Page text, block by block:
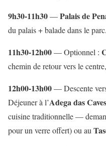
9h30-11h30—Palais de
du palais + balade dans le parc.
11h30-12h00— Optionnel :
chemin de retour vers le
12h00-13h00— Descente
Déjeuner à l’Adega das Caves
cuisine traditionnelle —
pour un verre offert) ou au